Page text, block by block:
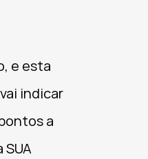
e esta
indicar
a